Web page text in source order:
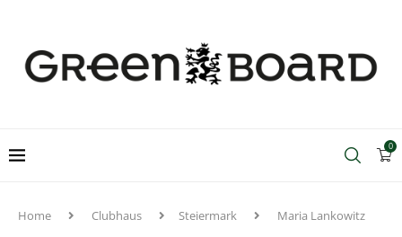
0
Home Clubhaus Steiermark Maria Lankowitz